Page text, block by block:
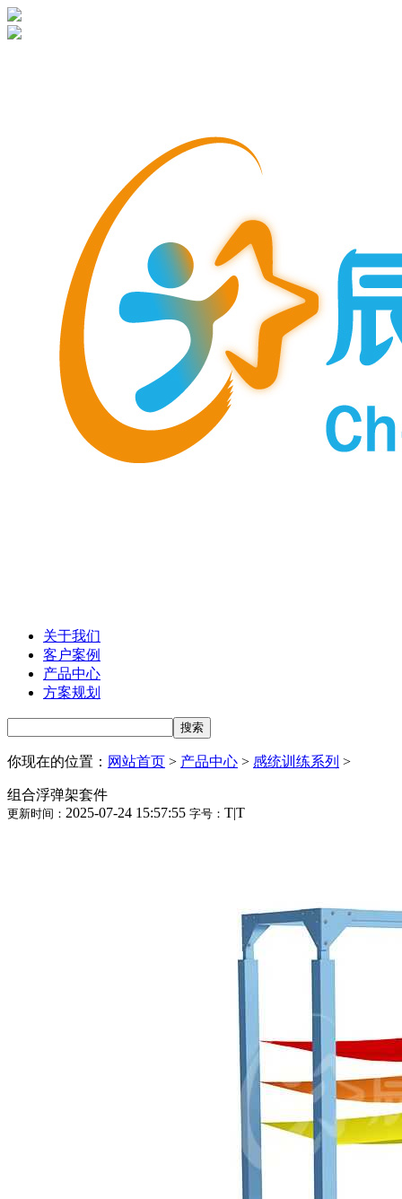
关于我们
客户案例
产品中心
方案规划
你现在的位置： 网站首页 > 产品中心 > 感统训练系列 >
组合浮弹架套件
更新时间： 2025-07-24 15:57:55 字号： T|T